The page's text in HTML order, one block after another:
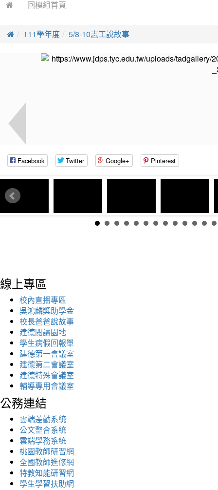
回模組首頁
111學年度 5/8-10志工說故事
Facebook Twitter Google+ Pinterest
線上專區
校內直播專區
吳鴻麟獎助學金
校長爸爸說故事
建德閱讀園地
學生病假回報單
建德第一會議室
建德第二會議室
建德特殊會議室
輔導專用會議室
公務連結
雲端差勤系統
公文整合系統
雲端學務系統
桃園教師研習網
全國教師進修網
特教知能研習網
學生學習扶助網